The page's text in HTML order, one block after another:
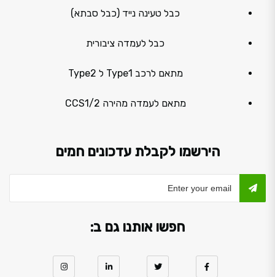
כבל טעינה נייד (כבל סבתא)
כבל לעמדה ציבורית
מתאם לרכב Type1 ל Type2
מתאם לעמדה מהירה CCS1/2
הירשמו לקבלת עדכונים חמים
חפשו אותנו גם ב: